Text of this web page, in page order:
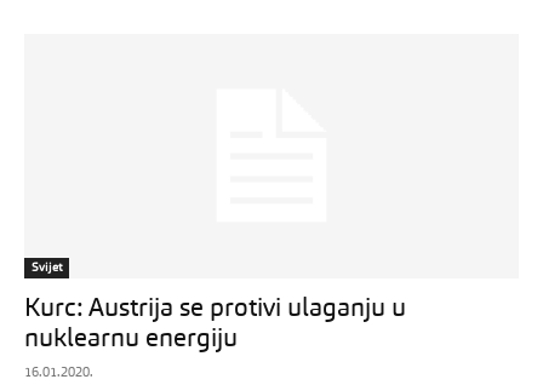
Svijet
Kurc: Austrija se protivi ulaganju u
nuklearnu energiju
16.01.2020.